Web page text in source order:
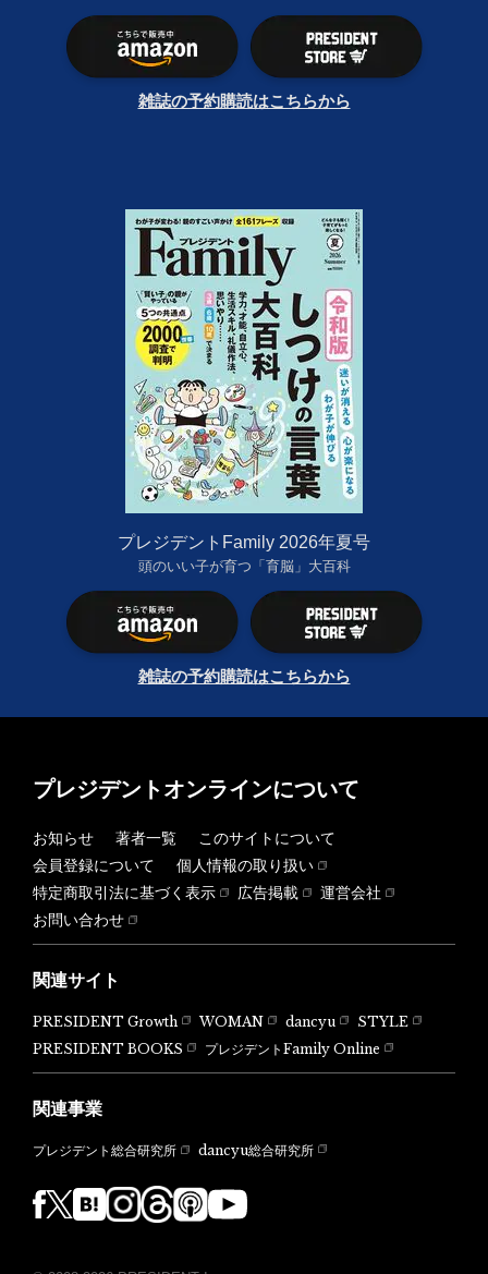
雑誌の予約購読はこちらから
プレジデントFamily 2026年夏号
頭のいい子が育つ「育脳」大百科
雑誌の予約購読はこちらから
プレジデントオンラインについて
お知らせ 著者一覧
このサイトについて
会員登録について
個人情報の取り扱い
特定商取引法に基づく表示
広告掲載
運営会社
お問い合わせ
関連サイト
PRESIDENT Growth WOMAN dancyu
STYLE
PRESIDENT BOOKS
プレジデントFamily Online
関連事業
プレジデント総合研究所 dancyu総合研究所